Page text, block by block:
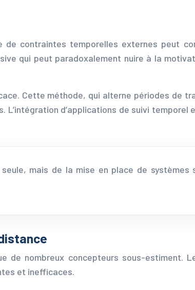
de contraintes temporelles externes peut
qui peut paradoxalement nuire à la
Cette méthode, qui alterne périodes de
d’applications de suivi temporel
mais de la mise en place de systèmes
de nombreux concepteurs sous-estiment.
et inefficaces.